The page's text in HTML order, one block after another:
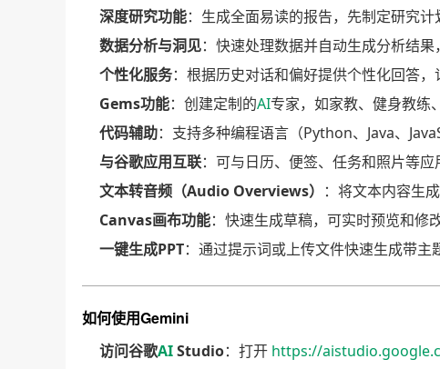
深度研究功能：生成全面易读的报告，先制定研究计
数据分析与洞见：快速处理数据并自动生成分析结
个性化服务：根据历史对话和偏好提供个性化回答，
Gems功能：创建定制的AI专家，如家教、健身教练
代码辅助：支持多种编程语言（Python、Java、
与谷歌应用互联：可与日历、便签、任务和照片等应
文本转音频（Audio Overviews） ：将文本内容生
Canvas画布功能：快速生成草稿，可实时预览和修
一键生成PPT：通过提示词或上传文件快速生成带主
如何使用Gemini
访问谷歌AIStudio：打开 https://